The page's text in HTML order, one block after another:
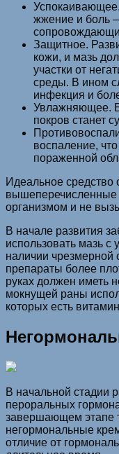
жжение и боль
Защитное.
кожи, и мазь
участки от
среды. В ином
инфекция и
Увлажняющее.
покров станет
воспаление,
пораженной
Идеальное средство
вышеперечисленные
организмом и не
В начале развития
использовать мазь
наличии
препараты более
руках должен иметь
мокнущей раны
которых есть
В начальной стадии
пероральных
завершающем этапе
негормональные
отличие от